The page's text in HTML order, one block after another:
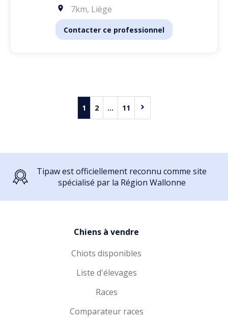
7km, Liège
Contacter ce professionnel
1 2 ... 11
Tipaw est officiellement reconnu comme site
spécialisé par la Région Wallonne
Chiens à vendre
Chiots disponibles
Liste d'élevages
Races
Comparateur races